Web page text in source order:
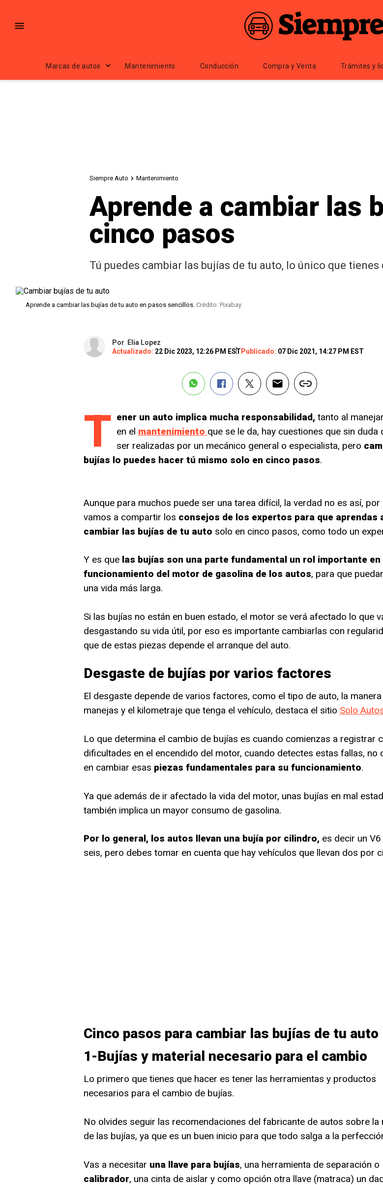
Marcas de autos Mantenimiento Conducción Compra y Venta Trámites y
Siempre Auto Mantenimiento
Aprende a cambiar las
cinco pasos
Tú puedes cambiar las bujías de tu auto, lo único que
Aprende a cambiar las bujías de tu auto en pasos sencillos. Crédito: Pixabay
Por
Elia Lopez
Actualizado: 22 Dic 2023, 12:26 PM EST Publicado: 07 Dic 2021, 14:27 PM EST
T ener un auto implica mucha responsabilidad, tanto al
en el mantenimiento que se le da, hay cuestiones que sin duda
ser realizadas por un mecánico general o especialista, pero
bujías lo puedes hacer tú mismo solo en cinco pasos.
Aunque para muchos puede ser una tarea difícil, la verdad no es así, por
vamos a compartir los consejos de los expertos para que aprendas
cambiar las bujías de tu auto solo en cinco pasos, como todo un
Y es quelas bujías son una parte fundamental un rol importante en
funcionamiento del motor de gasolina de los autos, para que
una vida más larga.
Si las bujías no están en buen estado, el motor se verá afectado lo que
desgastando su vida útil, por eso es importante cambiarlas con
que de estas piezas depende el arranque del auto.
Desgaste de bujías por varios factores
El desgaste depende de varios factores, como el tipo de auto, la
manejas y el kilometraje que tenga el vehículo, destaca el sitio Solo
Lo que determina el cambio de bujías es cuando comienzas a registrar
dificultades en el encendido del motor, cuando detectes estas fallas, no
en cambiar esas piezas fundamentales para su funcionamiento.
Ya que además de ir afectado la vida del motor, unas bujías en mal
también implica un mayor consumo de gasolina.
Por lo general, los autos llevan una bujía por cilindro, es decir un V6
seis, pero debes tomar en cuenta que hay vehículos que llevan dos por
Cinco pasos para cambiar las bujías de tu auto
1-Bujías y material necesario para el cambio
Lo primero que tienes que hacer es tener las herramientas y productos
necesarios para el cambio de bujías.
No olvides seguir las recomendaciones del fabricante de autos sobre la
de las bujías, ya que es un buen inicio para que todo salga a la
Vas a necesitar una llave para bujías, una herramienta de separación o
calibrador, una cinta de aislar y como opción otra llave (matraca) un